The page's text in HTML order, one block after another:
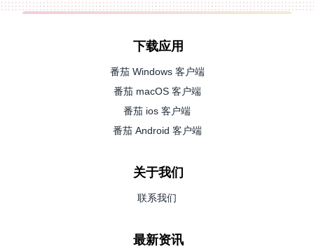
下载应用
番茄 Windows 客户端
番茄 macOS 客户端
番茄 ios 客户端
番茄 Android 客户端
关于我们
联系我们
最新资讯